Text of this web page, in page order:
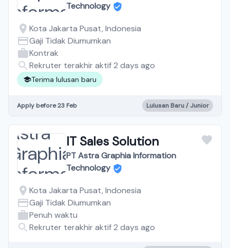
Technology
Kota Jakarta Pusat, Indonesia
Gaji Tidak Diumumkan
Kontrak
Rekruter terakhir aktif 2 days ago
Terima lulusan baru
Apply before 23 Feb Lulusan Baru / Junior
IT Sales Solution
PT Astra Graphia Information
Technology
Kota Jakarta Pusat, Indonesia
Gaji Tidak Diumumkan
Penuh waktu
Rekruter terakhir aktif 2 days ago